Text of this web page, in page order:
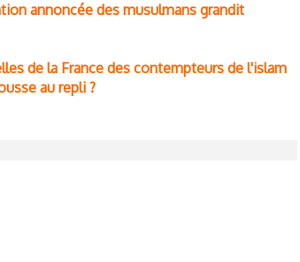
annoncée des musulmans grandit
de la France des contempteurs de l'islam
au repli ?